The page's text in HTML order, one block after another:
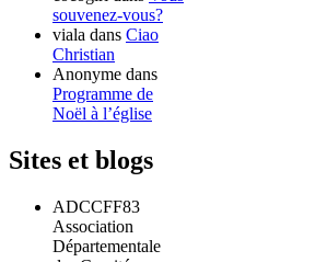
souvenez-vous?
viala dans Ciao
Christian
Anonyme dans
Programme de
Noël à l’église
Sites et blogs
ADCCFF83
Association
Départementale